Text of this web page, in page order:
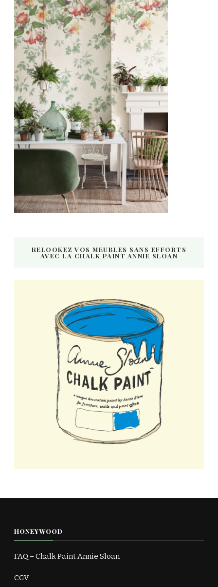
RELOOKEZ VOS MEUBLES SANS EFFORTS
AVEC LA CHALK PAINT ANNIE SLOAN
HONEYWOOD
FAQ – Chalk Paint Annie Sloan
CGV